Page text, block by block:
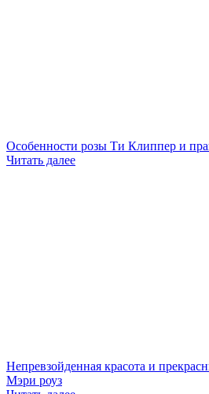
Особенности розы Ти Клиппер и
Читать далее
Непревзойденная красота и
Мэри роуз